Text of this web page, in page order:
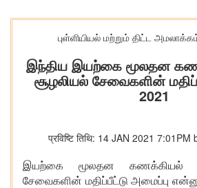
புள்ளியியல் மற்றும் திட்ட
இந்திய இயற்கை மூலதன
சூழலியல் சேவைகளின்
2021
प्रविष्टि तिथि: 14 JAN 2021
இயற்கை மூலதன கணக்கியல்
சேவைகளின் மதிப்பீட்டு அமைப்பு